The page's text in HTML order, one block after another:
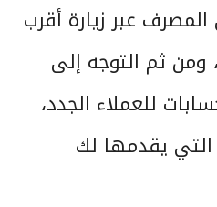
عبر زيارة أقرب
ثم التوجه إلى
للعملاء الجدد،
التي يقدمها لك